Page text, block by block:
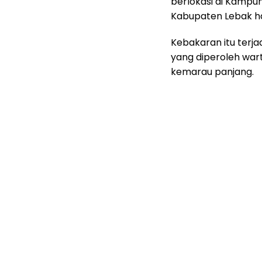
Kabupaten Lebak
Kebakaran itu
yang diperoleh
kemarau panjang.